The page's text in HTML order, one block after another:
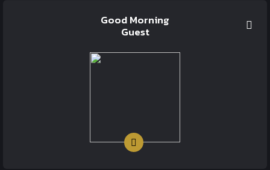
Good Morning
Guest